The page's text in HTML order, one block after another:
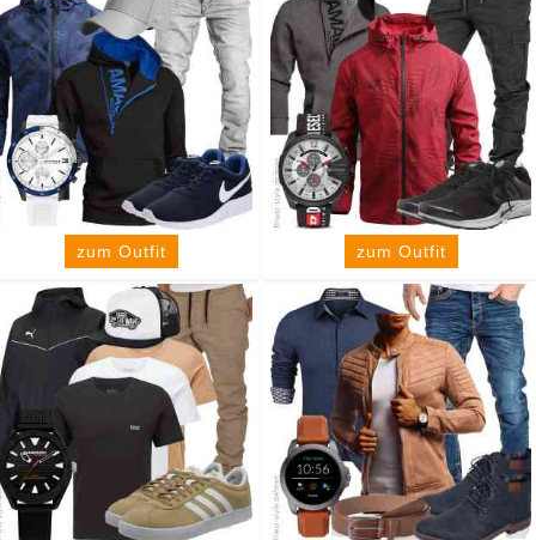
zum Outfit zum Outfit